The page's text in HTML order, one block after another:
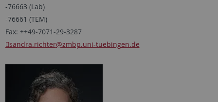
-76663 (Lab)
-76661 (TEM)
Fax: ++49-7071-29-3287
sandra.richter@zmbp.uni-tuebingen.de